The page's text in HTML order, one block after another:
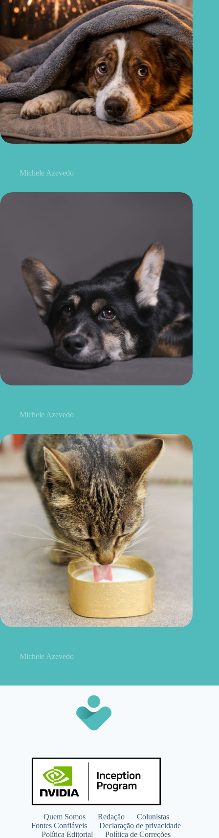
Michele Azevedo
Michele Azevedo
Michele Azevedo
Quem Somos Redação
Colunistas
Fontes Confiáveis
Declaração de privacidade
Política Editorial
Política de Correções